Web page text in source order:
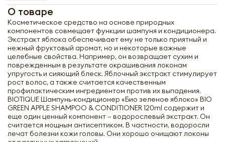
О товаре
Косметическое средство на основе природных
компонентов совмещает функции шампуня и кондиционера.
Экстракт яблока обеспечивает ему не только приятный и
нежный фруктовый аромат, но и некоторые важные
целебные свойства. Например, он возвращает сухим и
поврежденным в результате окрашивания локонам
упругость и сияющий блеск. Яблочный экстракт стимулирует
рост волос, а также считается качественным
профилактическим ингредиентом против их выпадения.
BIOTIQUE Шампунь-кондиционер «Био зеленое яблоко» BIO
GREEN APPLE SHAMPOO & CONDITIONER 120ml содержит и
еще один ценный компонент – водорослевый экстракт. Он
считается мощным антисептиком. В частности, водоросли
лечат болезни кожи головы. Они хорошо очищают локоны
Шампунь-кондиционер для волос